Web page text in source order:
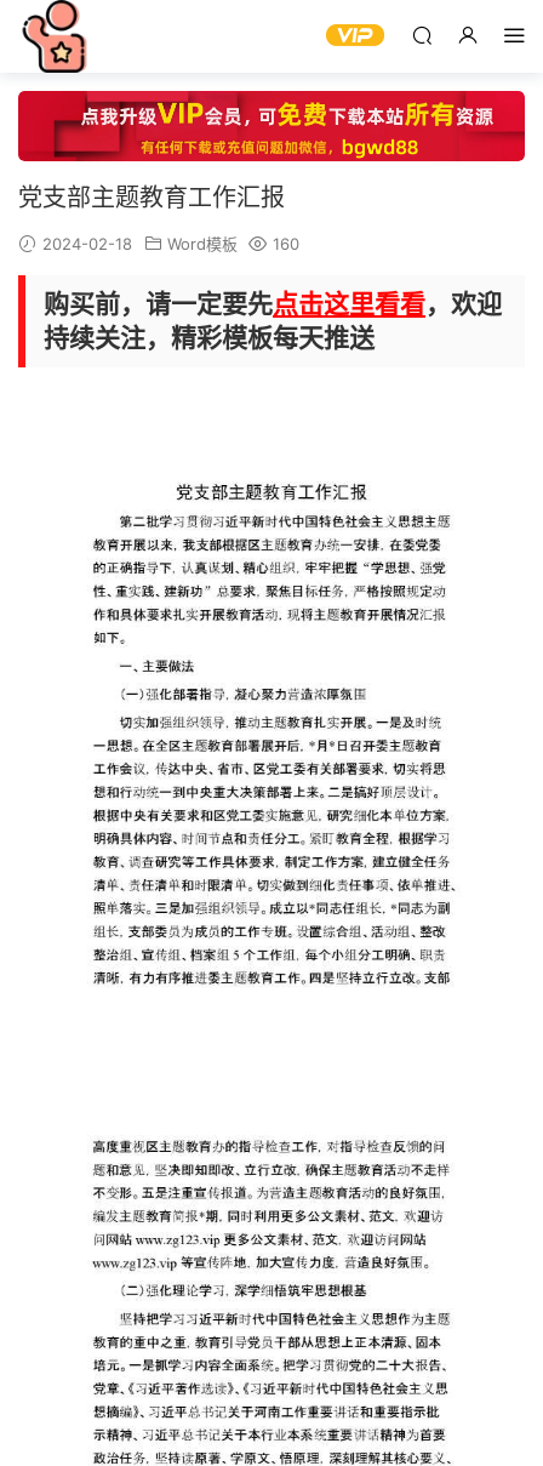
党支部主题教育工作汇报
2024-02-18 Word模板 160
购买前，请一定要先点击这里看看，欢迎
持续关注，精彩模板每天推送